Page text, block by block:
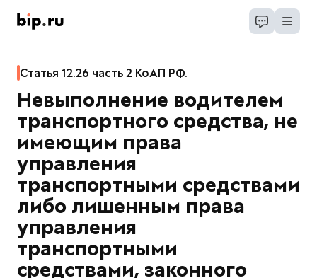
Статья 12.26 часть 2 КоАП РФ.
Невыполнение водителем
транспортного средства, не
имеющим права
управления
транспортными средствами
либо лишенным права
управления
транспортными
средствами, законного